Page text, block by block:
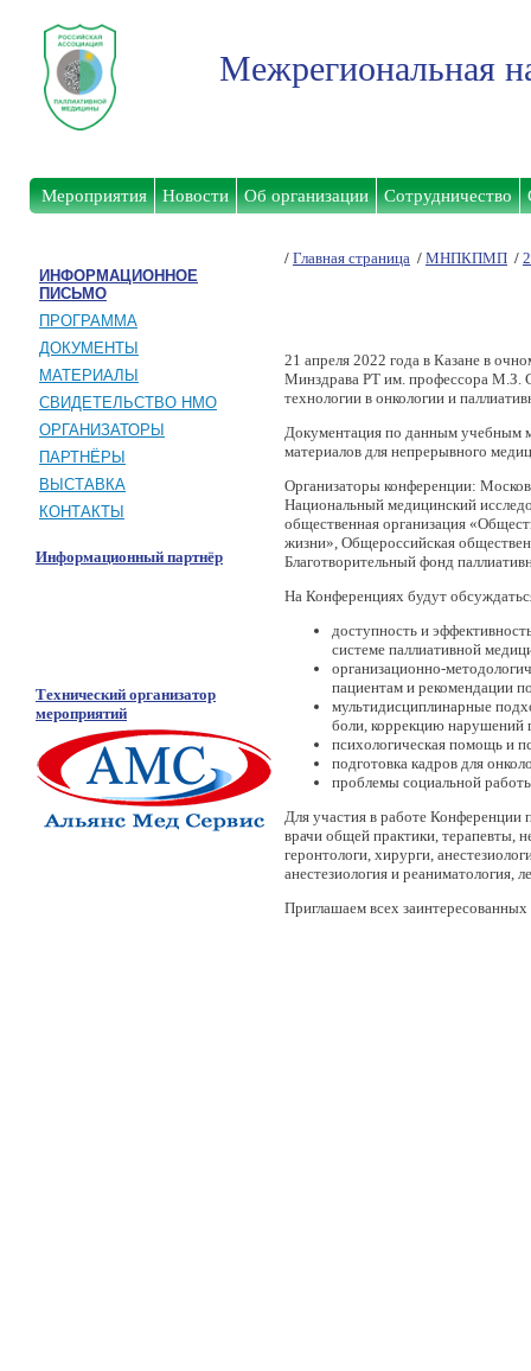
Межрегиональная
Мероприятия Новости Об организации Сотрудничество
ИНФОРМАЦИОННОЕ
ПИСЬМО
ПРОГРАММА
ДОКУМЕНТЫ
МАТЕРИАЛЫ
СВИДЕТЕЛЬСТВО НМО
ОРГАНИЗАТОРЫ
ПАРТНЁРЫ
ВЫСТАВКА
КОНТАКТЫ
Информационный партнёр
Технический организатор
мероприятий
/ Главная страница / МНПКПМП /
21 апреля 2022 года в Казане в
Минздрава РТ им. профессора М.З.
технологии в онкологии и
Документация по данным учебным
материалов для непрерывного
Организаторы конференции:
Национальный медицинский
общественная организация
жизни», Общероссийская
Благотворительный фонд
На Конференциях будут
доступность и
системе паллиативной
организационно-
пациентам и рекомендации
мультидисциплинарные
боли, коррекцию нарушений
психологическая помощь и
подготовка кадров для
проблемы социальной
Для участия в работе Конференции
врачи общей практики, терапевты,
геронтологи, хирурги,
анестезиология и реаниматология,
Приглашаем всех